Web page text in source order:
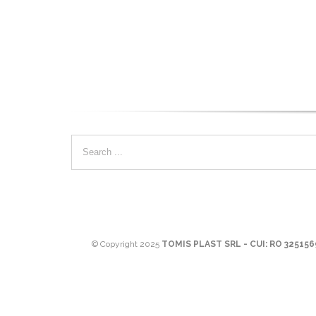
© Copyright 2025 TOMIS PLAST SRL - CUI: RO